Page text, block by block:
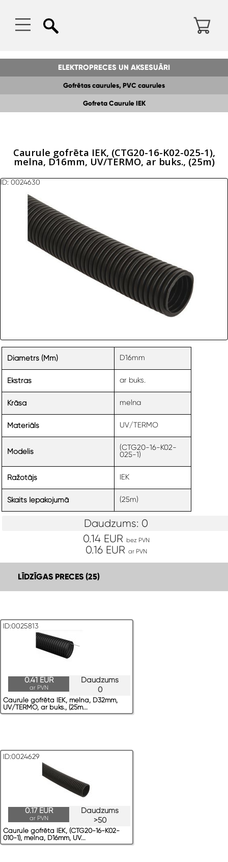
ELEKTROPRECES UN AKSESUĀRI
Gofrētas caurules, PVC caurules
Gofreta Caurule IEK
Caurule gofrēta IEK, (CTG20-16-K02-025-1),
melna, D16mm, UV/TERMO, ar buks., (25m)
ID: 0024630
Diametrs (mm) D16mm
Ekstras ar buks.
Krāsa melna
Materiāls UV/TERMO
Modelis
(CTG20-16-K02-
025-1)
Ražotājs IEK
Skaits Iepakojumā (25m)
Daudzums: 0
0.14 EUR bez PVN
0.16 EUR ar PVN
LĪDZĪGAS PRECES (25)
ID:0025813
Daudzums
0
0.41 EUR
ar PVN
Caurule gofrēta IEK, melna, D32mm,
UV/TERMO, ar buks., (25m...
ID:0024629
Daudzums
>50
0.17 EUR
ar PVN
Caurule gofrēta IEK, (CTG20-16-K02-
010-1), melna, D16mm, UV...